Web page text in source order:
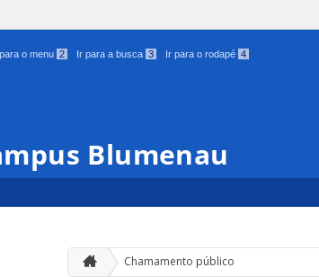
o menu 2 Ir para a busca 3 Ir para o rodapé 4
Blumenau
Chamamento público